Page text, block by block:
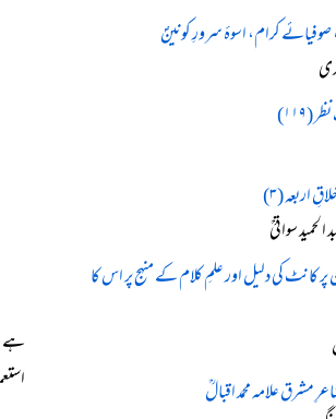
کرام، اسوۂ سرورِ کونینؐ
(۱۱۹)
اربعہ (۳)
الحمید سواتیؒ
کانٹ کی دلیل اور علمِ کلام کے منہج پر اس کا
علامہ محمد اقبالؒ